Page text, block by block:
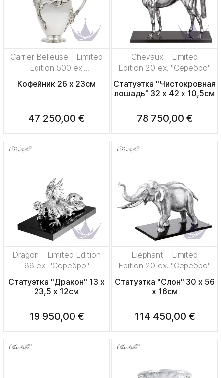
Carrier Belleuse - Limited
Edition 500 ex.
Кофейник 26 x 23см
47 250,00 €
Chevaux - Limited
Edition 20 ex. "Серебро"
Статуэтка "Чистокровная
лошадь" 32 x 42 x 10,5см
78 750,00 €
Dragon - Limited Edition
88 ex. "Серебро"
Статуэтка "Дракон" 13 x
23,5 x 12см
19 950,00 €
Elephant - Limited
Edition 20 ex. "Серебро"
Статуэтка "Слон" 30 x 56
x 16см
114 450,00 €